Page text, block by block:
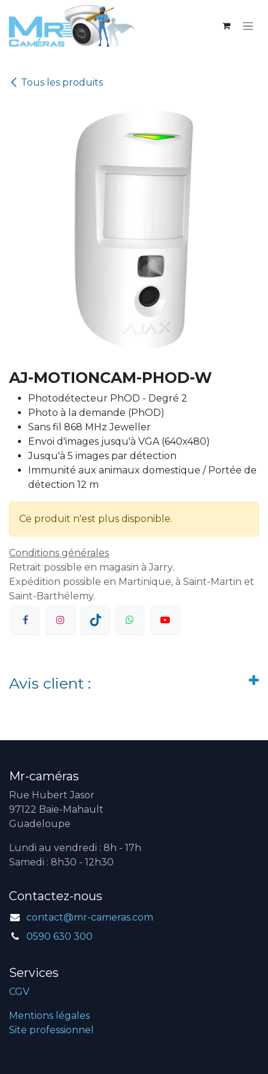
Se rendre au contenu
Tous les produits
AJ-MOTIONCAM-PHOD-W
Photodétecteur PhOD - Degré 2
Photo à la demande (PhOD)
Sans fil 868 MHz Jeweller
Envoi d'images jusqu'à VGA (640x480)
Jusqu'à 5 images par détection
Immunité aux animaux domestique / Portée de
détection 12 m
Ce produit n'est plus disponible.
Conditions générales
Retrait possible en magasin à Jarry.
Expédition possible en Martinique, à Saint-Martin et
Saint-Barthélemy.
Avis client :
Mr-caméras
Rue Hubert Jasor
97122 Baie-Mahault
Guadeloupe
Lundi au vendredi : 8h - 17h
Samedi : 8h30 - 12h30
Contactez-nous
contact@mr-cameras.com
0590 630 300
Services
CGV
Mentions légales
Site professionnel